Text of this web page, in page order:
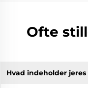
Ofte
Hvad indeholder